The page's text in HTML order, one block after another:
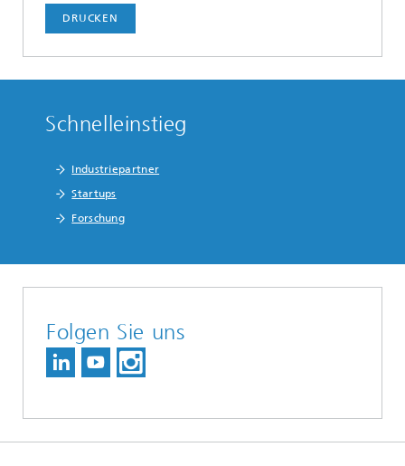
DRUCKEN
Schnelleinstieg
Industriepartner
Startups
Forschung
Folgen Sie uns